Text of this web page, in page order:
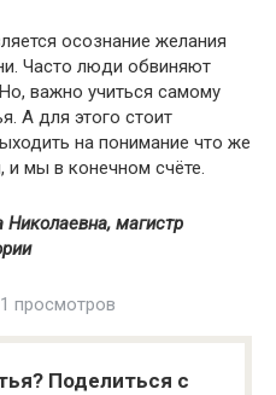
осознание желания
Часто люди обвиняют
важно учиться самому
А для этого стоит
на понимание что же
и мы в конечном счёте.
Николаевна, магистр
просмотров
Поделиться с